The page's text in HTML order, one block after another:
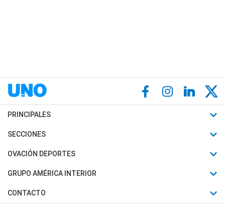
PRINCIPALES
Últimas Noticias
Política
Judiciales
SECCIONES
Horóscopo
Motores
Trucos caseros
OVACIÓN DEPORTES
Fútbol
Mundial
Automovilismo
GRUPO AMÉRICA INTERIOR
Canal 7 en Vivo
CONTACTO